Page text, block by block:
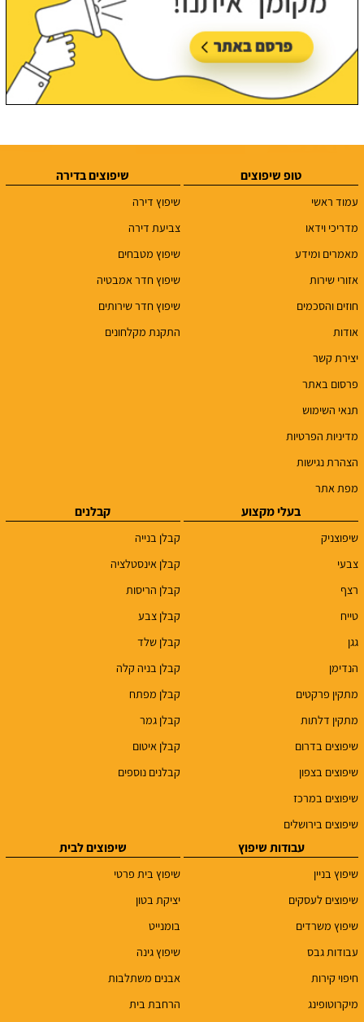
טופ שיפוצים
עמוד ראשי
מדריכי וידאו
מאמרים ומידע
אזורי שירות
חוזים והסכמים
אודות
יצירת קשר
פרסום באתר
תנאי השימוש
מדיניות הפרטיות
הצהרת נגישות
מפת אתר
שיפוצים בדירה
שיפוץ דירה
צביעת דירה
שיפוץ מטבחים
שיפוץ חדר אמבטיה
שיפוץ חדר שירותים
התקנת מקלחונים
בעלי מקצוע
שיפוצניק
צבעי
רצף
טייח
גגן
הנדימן
מתקין פרקטים
מתקין דלתות
שיפוצים בדרום
שיפוצים בצפון
שיפוצים במרכז
שיפוצים בירושלים
קבלנים
קבלן בנייה
קבלן אינסטלציה
קבלן הריסות
קבלן צבע
קבלן שלד
קבלן בניה קלה
קבלן מפתח
קבלן גמר
קבלן איטום
קבלנים נוספים
עבודות שיפוץ
שיפוץ בניין
שיפוצים לעסקים
שיפוץ משרדים
עבודות גבס
חיפוי קירות
מיקרוטופינג
שיפוצים לבית
שיפוץ בית פרטי
יציקת בטון
בומנייט
שיפוץ גינה
אבנים משתלבות
הרחבת בית